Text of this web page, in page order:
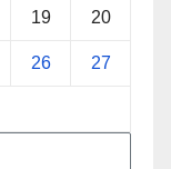
19 20
26 27